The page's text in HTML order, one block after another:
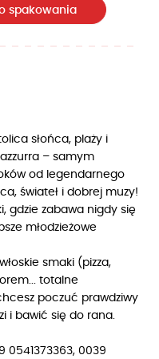
spakowania
słońca, plaży i
– samym
od legendarnego
świateł i dobrej muzy!
gdzie zabawa nigdy się
młodzieżowe
smaki (pizza,
totalne
poczuć prawdziwy
i bawić się do rana.
0541373363, 0039